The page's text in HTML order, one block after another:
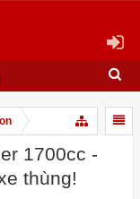
1700cc -
thùng!